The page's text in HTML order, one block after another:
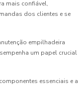
mais confiável,
dos clientes e se
empilhadeira
um papel crucial
essenciais e a